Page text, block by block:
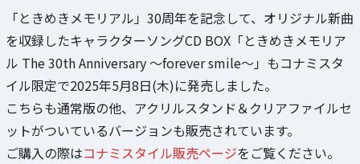
「ときめきメモリアル」30周年を記念して、オリジナル新曲
を収録したキャラクターソングCD BOX「ときめきメモリア
ル The 30th Anniversary ～forever smile～」もコナミスタ
イル限定で2025年5月8日(木)に発売しました。
こちらも通常版の他、アクリルスタンド＆クリアファイルセ
ットがついているバージョンも販売されています。
ご購入の際はコナミスタイル販売ページをご覧ください。